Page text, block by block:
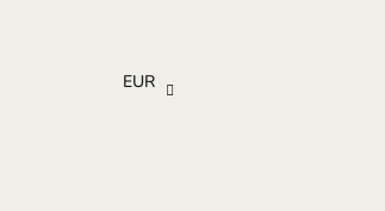
EUR